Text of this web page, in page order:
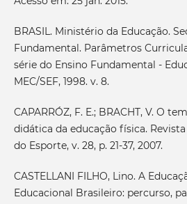
BRASIL. Ministério da Educação.
Fundamental. Parâmetros
série do Ensino Fundamental -
MEC/SEF, 1998. v. 8.
CAPARRÓZ, F. E.; BRACHT, V. O
didática da educação física.
do Esporte, v. 28, p. 21-37, 2007.
CASTELLANI FILHO, Lino. A
Educacional Brasileiro: percurso,